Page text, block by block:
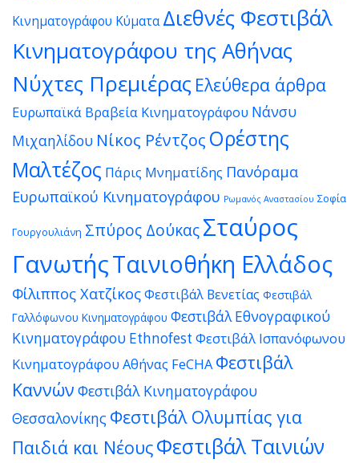
Κινηματογράφου Κύματα Διεθνές Φεστιβάλ
Κινηματογράφου της Αθήνας
Νύχτες Πρεμιέρας Ελεύθερα άρθρα
Ευρωπαϊκά Βραβεία Κινηματογράφου Νάνσυ
Μιχαηλίδου Νίκος Ρέντζος Ορέστης
Μαλτέζος Πάρις Μνηματίδης Πανόραμα
Ευρωπαϊκού Κινηματογράφου Ρωμανός Αναστασίου Σοφία
Γουργουλιάνη Σπύρος ΔούκαςΣταύρος
ΓανωτήςΤαινιοθήκη Ελλάδος
Φίλιππος ΧατζίκοςΦεστιβάλ Βενετίας Φεστιβάλ
Γαλλόφωνου Κινηματογράφου Φεστιβάλ Εθνογραφικού
Κινηματογράφου Ethnofest Φεστιβάλ Ισπανόφωνου
Κινηματογράφου Αθήνας FeCHA Φεστιβάλ
Καννών Φεστιβάλ Κινηματογράφου
Θεσσαλονίκης Φεστιβάλ Ολυμπίας για
Παιδιά και ΝέουςΦεστιβάλ Ταινιών